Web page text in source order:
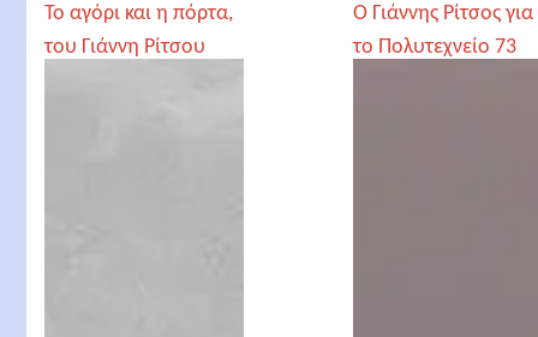
Το αγόρι και η πόρτα,
του Γιάννη Ρίτσου
Ο Γιάννης Ρίτσος για
το Πολυτεχνείο 73